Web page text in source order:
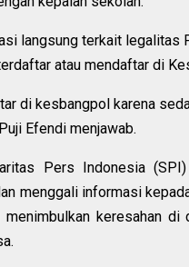
langsung terkait legalitas
atau mendaftar di
di kesbangpol karena
Efendi menjawab.
Pers Indonesia
menggali informasi
keresahan di